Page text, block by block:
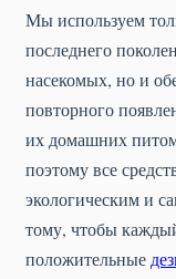
Мы используем
последнего
насекомых, но и
повторного
их домашних
поэтому все
экологическим и
тому, чтобы
положительные